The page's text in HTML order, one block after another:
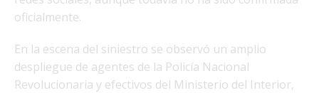
oficialmente.
En la escena del siniestro se observó un amplio
despliegue de agentes de la Policía Nacional
Revolucionaria y efectivos del Ministerio del Interior,